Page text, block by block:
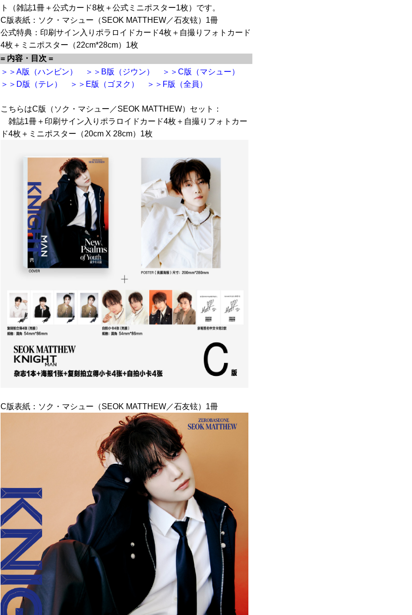
ト（雑誌1冊＋公式カード8枚＋公式ミニポスター1枚）です。
C版表紙：ソク・マシュー（SEOK MATTHEW／石友铉）1冊
公式特典：印刷サイン入りポラロイドカード4枚＋自撮りフォトカード
4枚＋ミニポスター（22cm*28cm）1枚
= 内容・目次 =
＞＞A版（ハンビン）
＞＞B版（ジウン）
＞＞C版（マシュー）
＞＞D版（テレ）
＞＞E版（ゴヌク） ＞＞F版（全員）
こちらはC版（ソク・マシュー／SEOK MATTHEW）セット：
雑誌1冊＋印刷サイン入りポラロイドカード4枚＋自撮りフォトカー
ド4枚＋ミニポスター（20cm X 28cm）1枚
C版表紙：ソク・マシュー（SEOK MATTHEW／石友铉）1冊